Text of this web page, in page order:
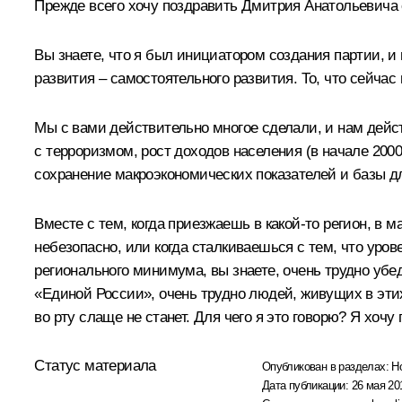
Прежде всего хочу поздравить Дмитрия
Вы знаете, что я был инициатором создания партии,
развития – самостоятельного развития. То, что
Мы с вами действительно многое сделали, и нам
с терроризмом, рост доходов населения (в начале
сохранение макроэкономических показателей и базы
Вместе с тем, когда приезжаешь в какой‑то регион,
небезопасно, или когда сталкиваешься с тем, что
регионального минимума, вы знаете, очень трудно
«Единой России», очень трудно людей, живущих в
во рту слаще не станет. Для чего я это говорю? Я
Статус материала Опубликован в разделах:
Дата публикации: 26 мая